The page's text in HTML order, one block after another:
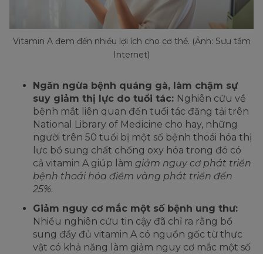
Vitamin A đem đến nhiều lợi ích cho cơ thể. (Ảnh: Sưu tầm
Internet)
Ngăn ngừa bệnh quáng gà, làm chậm sự
suy giảm thị lực do tuổi tác: Nghiên cứu về
bệnh mắt liên quan đến tuổi tác đăng tải trên
National Library of Medicine cho hay, những
người trên 50 tuổi bị một số bệnh thoái hóa thị
lực bổ sung chất chống oxy hóa trong đó có
cả vitamin A giúp làm giảm nguy cơ phát triển
bệnh thoái hóa điểm vàng phát triển đến
25%.
Giảm nguy cơ mắc một số bệnh ung thư:
Nhiều nghiên cứu tin cậy đã chỉ ra rằng bổ
sung đầy đủ vitamin A có nguồn gốc từ thực
vật có khả năng làm giảm nguy cơ mắc một số